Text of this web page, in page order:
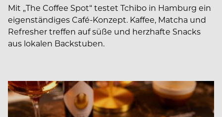
Mit „The Coffee Spot“ testet Tchibo in Hamburg ein
eigenständiges Café-Konzept. Kaffee, Matcha und
Refresher treffen auf süße und herzhafte Snacks
aus lokalen Backstuben.